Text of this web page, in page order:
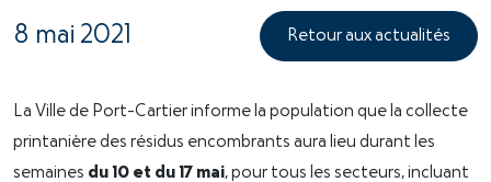
8 mai 2021 Retour aux actualités
La Ville de Port-Cartier informe la population que la collecte
printanière des résidus encombrants aura lieu durant les
semaines du 10 et du 17 mai, pour tous les secteurs, incluant